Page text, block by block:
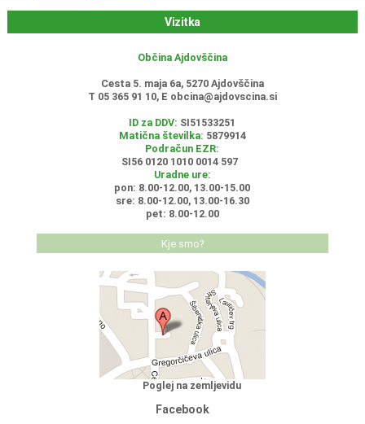
Vizitka
Občina Ajdovščina
Cesta 5. maja 6a, 5270 Ajdovščina
T 05 365 91 10, E obcina@ajdovscina.si
ID za DDV: SI51533251
Matična številka: 5879914
Podračun EZR:
SI56 0120 1010 0014 597
Uradne ure:
pon: 8.00-12.00, 13.00-15.00
sre: 8.00-12.00, 13.00-16.30
pet: 8.00-12.00
Kje smo?
Poglej na zemljevidu
Facebook